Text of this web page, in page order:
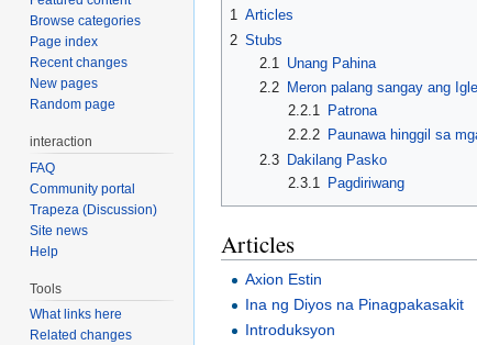
1 Articles
2 Stubs
2.1
Unang Pahina
2.2
Meron palang sangay ang
2.2.1 Patrona
2.2.2 Paunawa hinggil sa
2.3
Dakilang Pasko
2.3.1
Pagdiriwang
Articles
Axion Estin
Ina ng Diyos na Pinagpakasakit
Introduksyon
Browse categories
Page index
Recent changes
New pages
Random page
interaction
FAQ
Community portal
Trapeza (Discussion)
Site news
Help
Tools
What links here
Related changes